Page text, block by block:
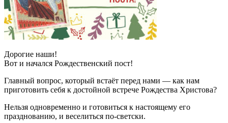
Дорогие наши!
Вот и начался Рождественский пост!
Главный вопрос, который встаёт перед нами — как нам
приготовить себя к достойной встрече Рождества Христова?
Нельзя одновременно и готовиться к настоящему его
празднованию, и веселиться по-светски.